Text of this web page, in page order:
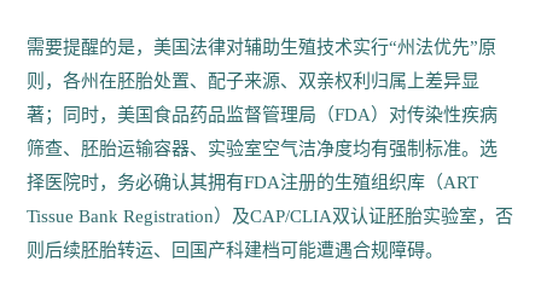
需要提醒的是，美国法律对辅助生殖技术实行“州法优先”原
则，各州在胚胎处置、配子来源、双亲权利归属上差异显
著；同时，美国食品药品监督管理局（FDA）对传染性疾病
筛查、胚胎运输容器、实验室空气洁净度均有强制标准。选
择医院时，务必确认其拥有FDA注册的生殖组织库（ART
Tissue Bank Registration）及CAP/CLIA双认证胚胎实验室，否
则后续胚胎转运、回国产科建档可能遭遇合规障碍。